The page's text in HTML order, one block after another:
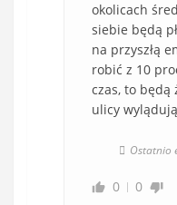
okolicach
siebie będą
na przyszłą
robić z 10
czas, to będą
ulicy
Ostatnio
0 0